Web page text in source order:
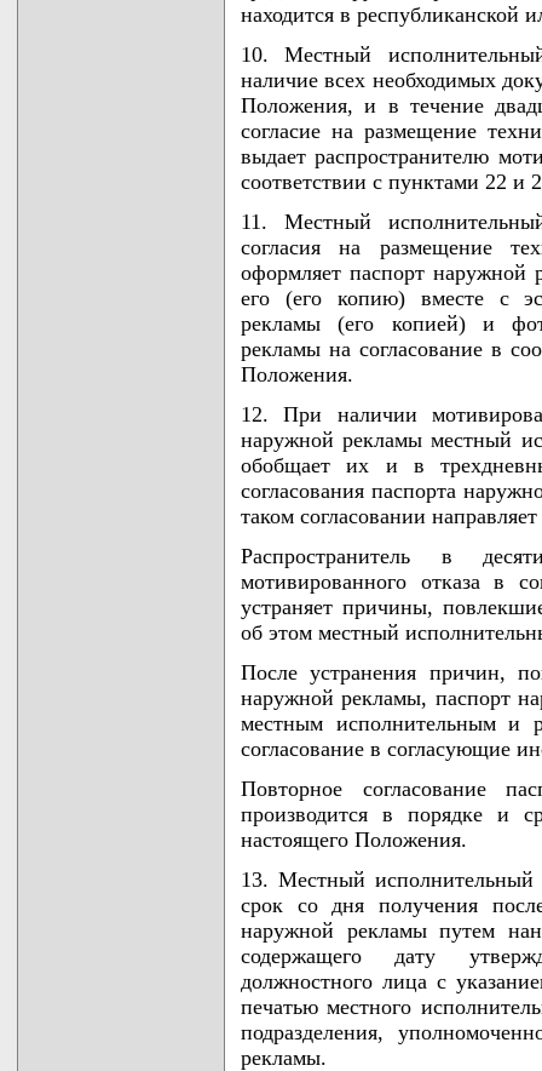
находится в республиканской
10. Местный
наличие всех необходимых
Положения, и в течение
согласие на размещение
выдает распространителю
соответствии с пунктами 22 и
11. Местный
согласия на размещение
оформляет паспорт наружной
его (его копию) вместе с
рекламы (его копией) и
рекламы на согласование в
Положения.
12. При наличии
наружной рекламы местный
обобщает их и в
согласования паспорта
таком согласовании
Распространитель в
мотивированного отказа в
устраняет причины,
об этом местный
После устранения причин,
наружной рекламы, паспорт
местным исполнительным и
согласование в согласующие
Повторное согласование
производится в порядке и
настоящего Положения.
13. Местный исполнительный
срок со дня получения
наружной рекламы путем
содержащего дату
должностного лица с
печатью местного
подразделения,
рекламы.